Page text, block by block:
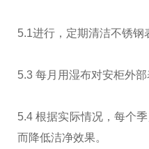
5.1进行，定期清洁不锈钢
5.3 每月用湿布对安柜外
5.4 根据实际情况，每个
而降低洁净效果。